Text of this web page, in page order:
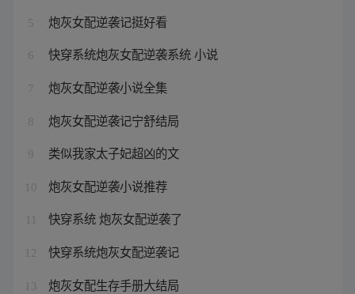
5 炮灰女配逆袭记挺好看
6 快穿系统炮灰女配逆袭系统 小说
7 炮灰女配逆袭小说全集
8 炮灰女配逆袭记宁舒结局
9 类似我家太子妃超凶的文
10 炮灰女配逆袭小说推荐
快穿系统 炮灰女配逆袭了
12 快穿系统炮灰女配逆袭记
13 炮灰女配生存手册大结局